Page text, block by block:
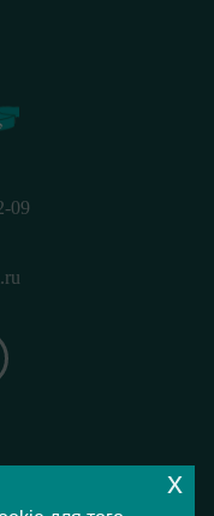
09
x